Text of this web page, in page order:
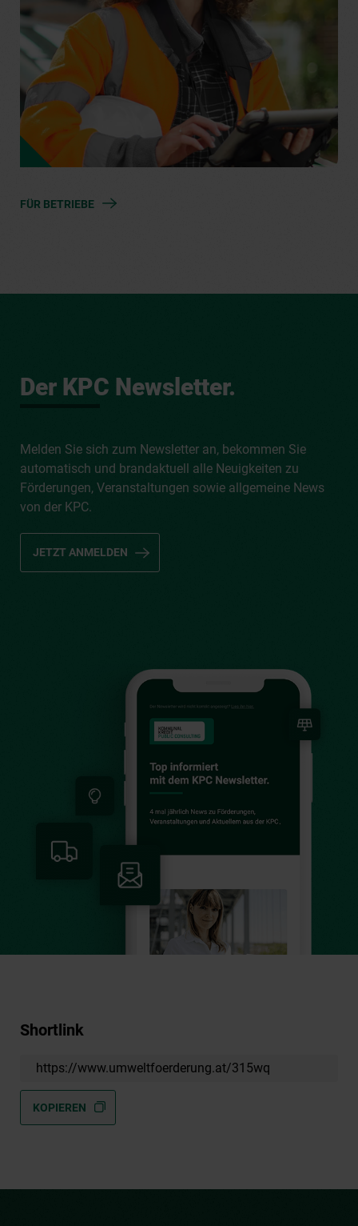
FÜR BETRIEBE
Der KPC Newsletter.
Melden Sie sich zum Newsletter an, bekommen Sie
automatisch und brandaktuell alle Neuigkeiten zu
Förderungen, Veranstaltungen sowie allgemeine News
von der KPC.
JETZT ANMELDEN
Shortlink
https://www.umweltfoerderung.at/315wq
KOPIEREN